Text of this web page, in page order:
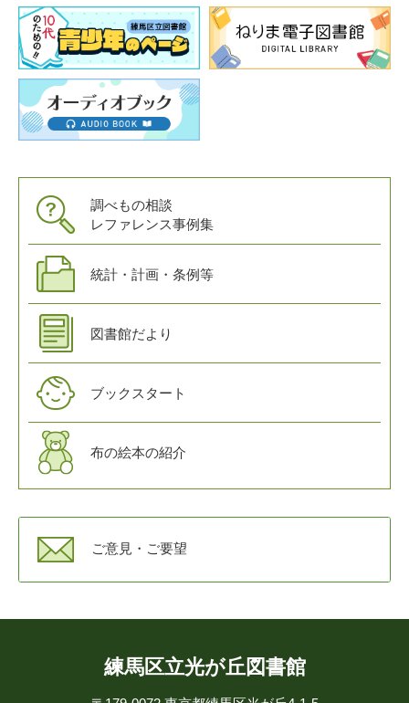
調べもの相談
レファレンス事例集
統計・計画・条例等
図書館だより
ブックスタート
布の絵本の紹介
ご意見・ご要望
練馬区立光が丘図書館